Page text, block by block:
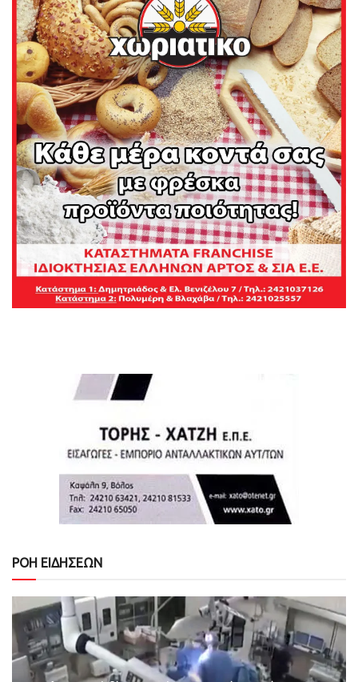
ΡΟΗ ΕΙΔΗΣΕΩΝ